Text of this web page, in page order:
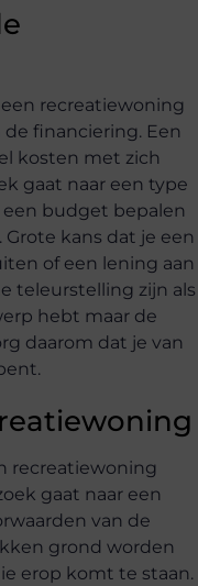
recreatiewoning
financiering. Een
kosten met zich
gaat naar een type
budget bepalen
kans dat je een
of een lening aan
teleurstelling zijn als
hebt maar de
daarom dat je van
recreatiewoning
gaat naar een
van de
grond worden
erop komt te staan.